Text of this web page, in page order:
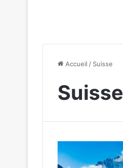
Accueil / Suisse
Suisse